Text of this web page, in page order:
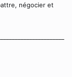
négocier et